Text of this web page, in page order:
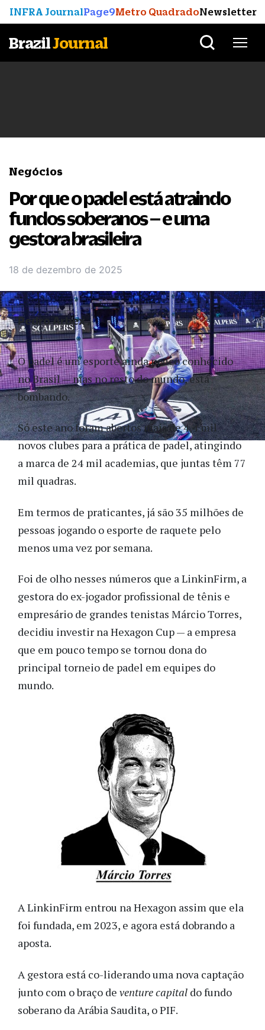
INFRA JournalPage9Metro QuadradoNewsletter
BrazilJournal
Negócios
Por que o padel está atraindo
fundos soberanos – e uma
gestora brasileira
18 de dezembro de 2025
O padel é um esporte ainda pouco conhecido
no Brasil — mas no resto do mundo, está
bombando.
Só este ano foram abertos mais de 4,4 mil
novos clubes para a prática de padel, atingindo
a marca de 24 mil academias, que juntas têm 77
mil quadras.
Em termos de praticantes, já são 35 milhões de
pessoas jogando o esporte de raquete pelo
menos uma vez por semana.
Foi de olho nesses números que a LinkinFirm, a
gestora do ex-jogador profissional de tênis e
empresário de grandes tenistas Márcio Torres,
decidiu investir na Hexagon Cup — a empresa
que em pouco tempo se tornou dona do
principal torneio de padel em equipes do
mundo.
A LinkinFirm entrou na Hexagon assim que ela
foi fundada, em 2023, e agora está dobrando a
aposta.
A gestora está co-liderando uma nova captação
junto com o braço de venture capital do fundo
soberano da Arábia Saudita, o PIF.
Pedro Arbex